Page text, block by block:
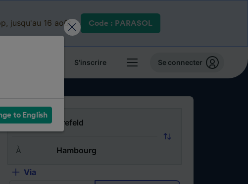
jusqu'au 16 août. Code : PARASOL
S'inscrire Se connecter
De
À
Via
to English